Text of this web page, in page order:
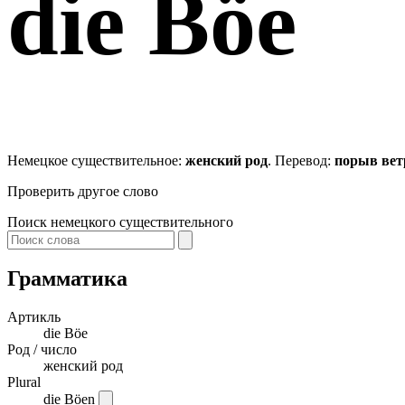
die Böe
Немецкое существительное: женский род. Перевод: порыв
Проверить другое слово
Поиск немецкого существительного
Грамматика
Артикль
die Böe
Род / число
женский род
Plural
die Böen